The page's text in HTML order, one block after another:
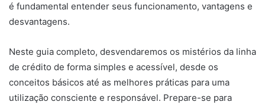
é fundamental entender seus funcionamento, vantagens e
desvantagens.
Neste guia completo, desvendaremos os mistérios da linha
de crédito de forma simples e acessível, desde os
conceitos básicos até as melhores práticas para uma
utilização consciente e responsável. Prepare-se para